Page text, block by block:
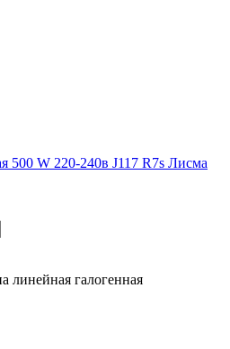
500 W 220-240в J117 R7s Лисма
линейная галогенная